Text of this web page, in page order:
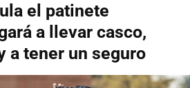
el patinete
a llevar casco,
a tener un seguro